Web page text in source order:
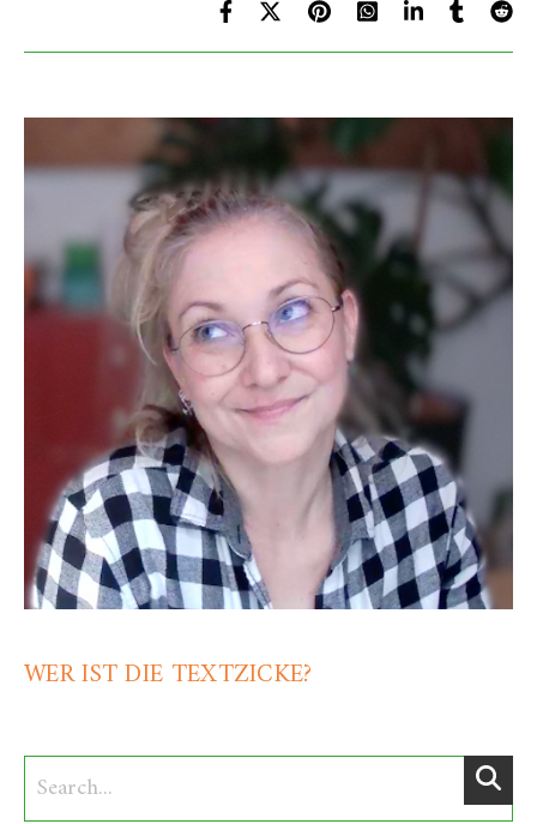
WER IST DIE TEXTZICKE?